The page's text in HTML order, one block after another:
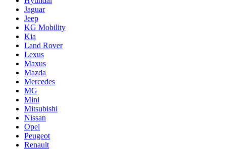
Jaguar
Jeep
KG Mobility
Kia
Land Rover
Lexus
Maxus
Mazda
Mercedes
MG
Mini
Mitsubishi
Nissan
Opel
Peugeot
Renault